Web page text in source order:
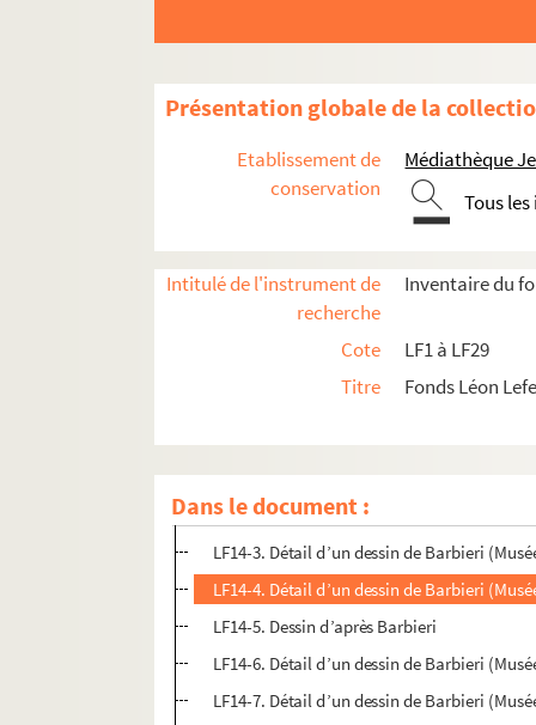
Présentation globale de la
Etablissement de
conservation
Médiathèque
Tous
Intitulé de l'instrument de
recherche
Inventaire du
Cote
LF1 à LF29
Titre
Fonds Léon
Dans le document :
LF5. Biographie lilloise - Portraits,
LF7. Gouverneurs de Lille 1, XIVe et XVe
LF8. Gouverneurs de Lille 2, XVIe et XVIIe
LF9. Gouverneurs de Lille 3, XVIIIe siècle
LF10. Musée de Lille - Photographies de
LF11. Vues de Lille – Cartes postales
LF12. Vues de Lille - photographies,
LF14-1. Tête de cire (Musée Wicar)
LF14-2. Portrait de Melle Villers, par Jean-
LF14-3. Détail d’un dessin de Barbieri
LF14-4. Détail d’un dessin de Barbieri
LF14-5. Dessin d’après Barbieri
LF14-6. Détail d’un dessin de Barbieri
LF14-7. Détail d’un dessin de Barbieri